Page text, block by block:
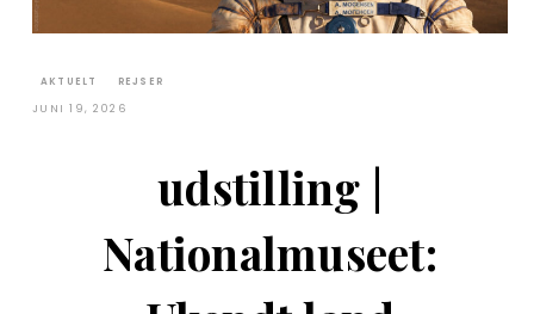
AKTUELT REJSER
JUNI 19, 2026
udstilling |
Nationalmuseet: